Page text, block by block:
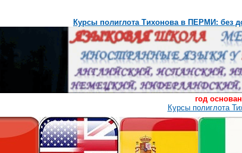
Курсы полиглота Тихонова в ПЕРМИ: без
год
Курсы полиглота